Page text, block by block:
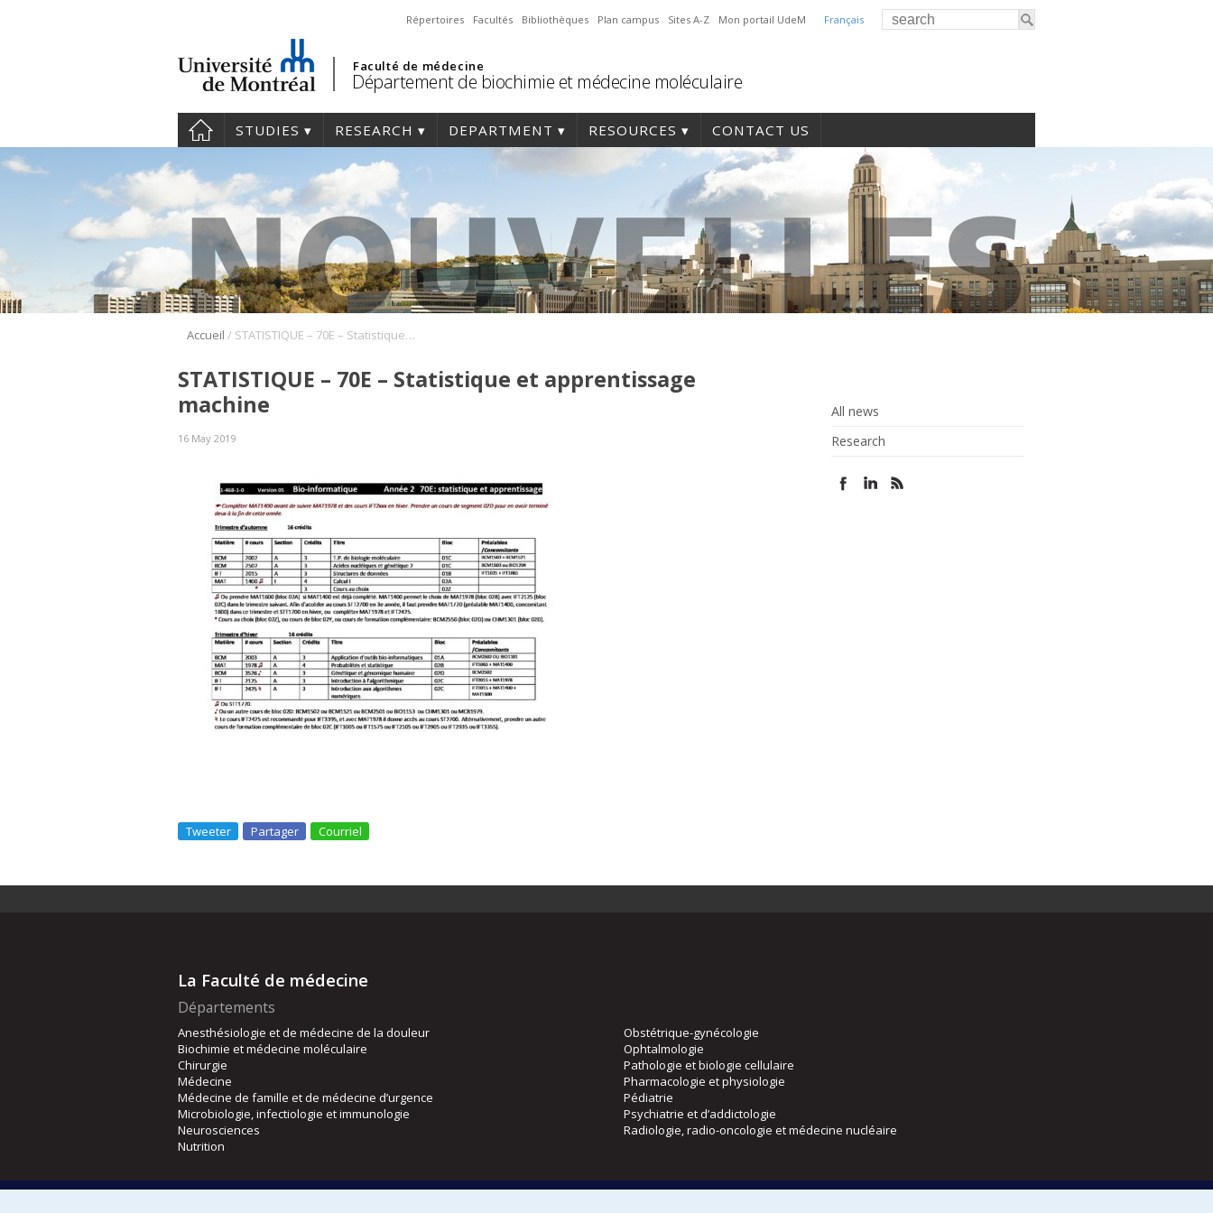
Français
Répertoires Facultés Bibliothèques Plan campus Sites A-Z Mon portail UdeM
Faculté de médecine
Département de biochimie et médecine moléculaire
STUDIES RESEARCH DEPARTMENT RESOURCES CONTACT US
Accueil / STATISTIQUE – 70E – Statistique et apprentissage machine
All news
Research
STATISTIQUE – 70E – Statistique et apprentissage
machine
16 May 2019
Tweeter Partager Courriel
La Faculté de médecine
Départements
Anesthésiologie et de médecine de la douleur
Biochimie et médecine moléculaire
Chirurgie
Médecine
Médecine de famille et de médecine d’urgence
Microbiologie, infectiologie et immunologie
Neurosciences
Nutrition
Obstétrique-gynécologie
Ophtalmologie
Pathologie et biologie cellulaire
Pharmacologie et physiologie
Pédiatrie
Psychiatrie et d’addictologie
Radiologie, radio-oncologie et médecine nucléaire
Écoles Directions